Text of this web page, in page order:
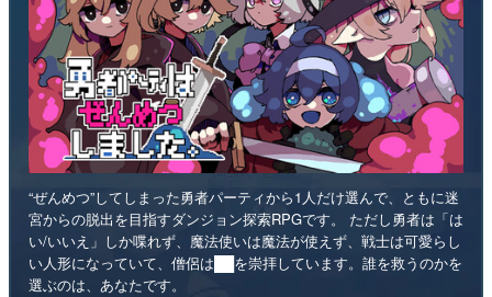
“ぜんめつ”してしまった勇者パーティから1人だけ選んで、ともに迷
宮からの脱出を目指すダンジョン探索RPGです。 ただし勇者は「は
い/いいえ」しか喋れず、魔法使いは魔法が使えず、戦士は可愛らし
い人形になっていて、僧侶は██を崇拝しています。誰を救うのかを
選ぶのは、あなたです。